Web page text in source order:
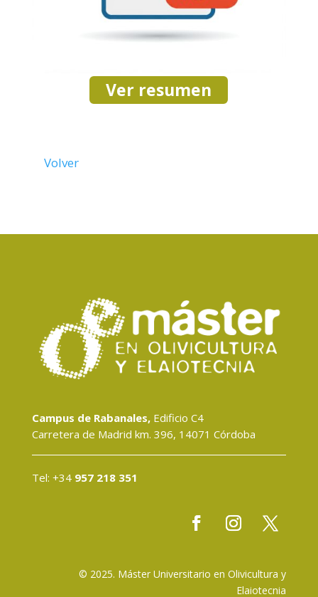
Ver resumen
Volver
Campus de Rabanales,Edificio C4
Carretera de Madrid km. 396, 14071 Córdoba
Tel: +34 957 218 351
© 2025. Máster Universitario en Olivicultura y
Elaiotecnia